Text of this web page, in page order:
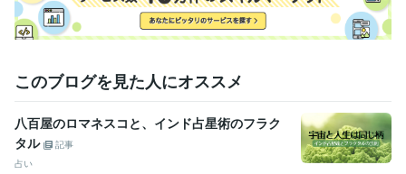
このブログを見た人にオススメ
八百屋のロマネスコと、インド占星術のフラク
タル
記事
占い